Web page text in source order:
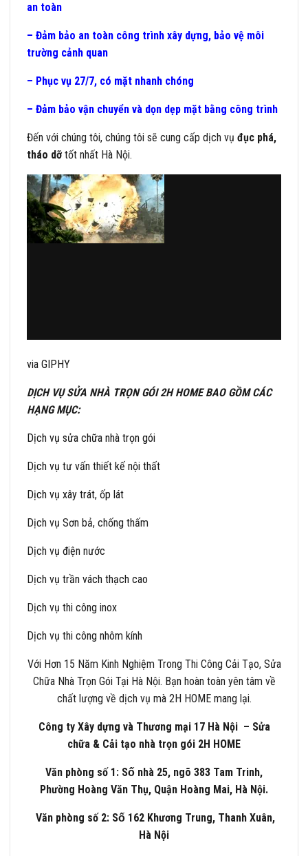
an toàn
– Đảm bảo an toàn công trình xây dựng, bảo vệ môi
trường cảnh quan
– Phục vụ 27/7, có mặt nhanh chóng
– Đảm bảo vận chuyển và dọn dẹp mặt bằng công trình
Đến với chúng tôi, chúng tôi sẽ cung cấp dịch vụ đục phá,
tháo dỡ tốt nhất Hà Nội.
via GIPHY
DỊCH VỤ SỬA NHÀ TRỌN GÓI 2H HOME BAO GỒM CÁC
HẠNG MỤC:
Dịch vụ sửa chữa nhà trọn gói
Dịch vụ tư vấn thiết kế nội thất
Dịch vụ xây trát, ốp lát
Dịch vụ Sơn bả, chống thấm
Dịch vụ điện nước
Dịch vụ trần vách thạch cao
Dịch vụ thi công inox
Dịch vụ thi công nhôm kính
Với Hơn 15 Năm Kinh Nghiệm Trong Thi Công Cải Tạo, Sửa
Chữa Nhà Trọn Gói Tại Hà Nội. Bạn hoàn toàn yên tâm về
chất lượng về dịch vụ mà 2H HOME mang lại.
Công ty Xây dựng và Thương mại 17 Hà Nội – Sửa
chữa & Cải tạo nhà trọn gói 2H HOME
Văn phòng số 1: Số nhà 25, ngõ 383 Tam Trinh,
Phường Hoàng Văn Thụ, Quận Hoàng Mai, Hà Nội.
Văn phòng số 2: Số 162 Khương Trung, Thanh Xuân,
Hà Nội